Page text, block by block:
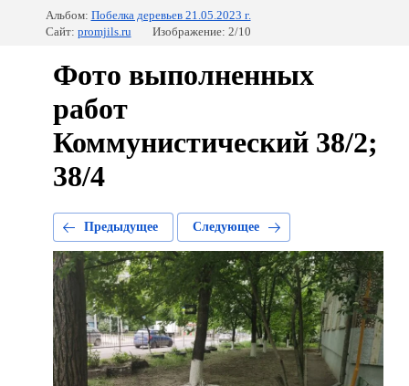
Альбом: Побелка деревьев 21.05.2023 г.
Сайт: promjils.ru Изображение: 2/10
Фото выполненных
работ
Коммунистический 38/2;
38/4
Предыдущее Следующее